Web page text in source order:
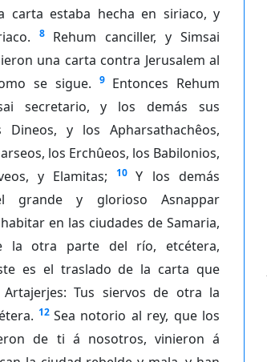
carta estaba hecha en siriaco, y
8
Rehum canciller, y Simsai
una carta contra Jerusalem al
se sigue.
9 Entonces Rehum
secretario, y los demás sus
Dineos, y los Apharsathachêos,
los Erchûeos, los Babilonios,
y Elamitas;
10 Y los demás
grande y glorioso Asnappar
en las ciudades de Samaria,
la otra parte del río, etcétera,
es el traslado de la carta que
Tus siervos de otra la
12 Sea notorio al rey, que los
de ti á nosotros, vinieron á